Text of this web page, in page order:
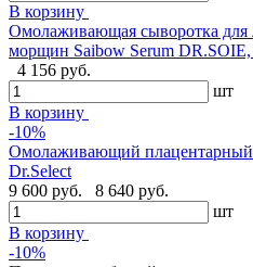
В корзину
Омолаживающая сыворотка для
морщин Saibow Serum
4 156 руб.
шт
В корзину
-10%
Омолаживающий плацентарный
Dr.Select
9 600 руб.
8 640 руб.
шт
В корзину
-10%